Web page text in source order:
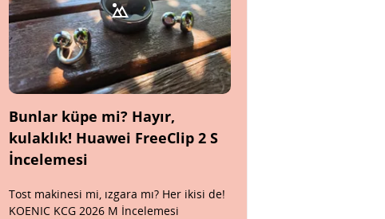
Bunlar küpe mi? Hayır,
kulaklık! Huawei FreeClip 2 S
İncelemesi
Tost makinesi mi, ızgara mı? Her ikisi de!
KOENIC KCG 2026 M İncelemesi